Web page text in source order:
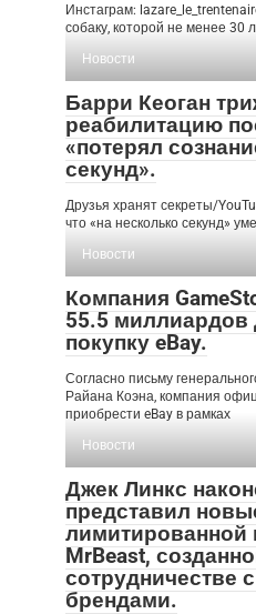
Инстаграм:
собаку, которой не менее 30
Новости
Барри Кеоган
реабилитацию
«потерял
секунд».
Друзья хранят секреты/
что «на несколько секунд»
Новости
Компания
55.5 миллиардов
покупку eBay.
Согласно письму
Райана Коэна, компания
приобрести eBay в рамках
Новости
Джек Линкс
представил
лимитированной
MrBeast,
сотрудничестве
брендами.